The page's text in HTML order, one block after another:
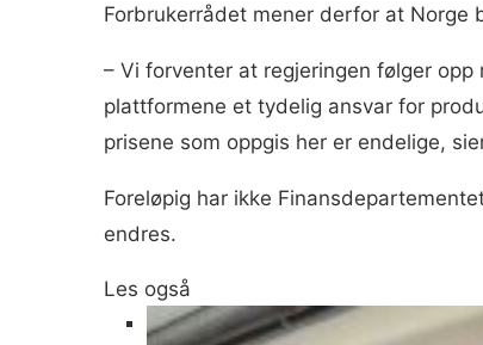
Forbrukerrådet mener derfor at Norge
– Vi forventer at regjeringen følger
plattformene et tydelig ansvar for
prisene som oppgis her er endelige,
Foreløpig har ikke
endres.
Les også